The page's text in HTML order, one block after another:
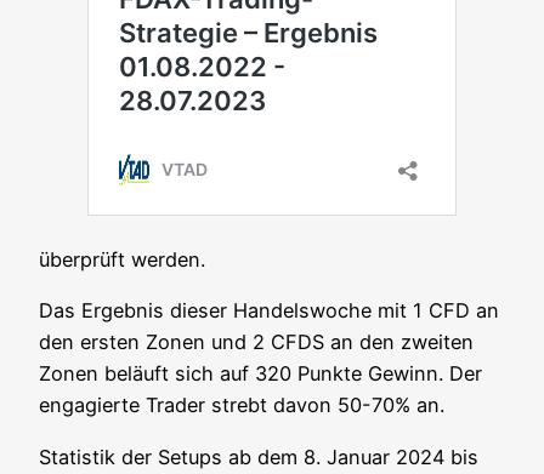
über­prüft werden.
Das Ergeb­nis die­ser Han­dels­wo­che mit 1 CFD an
den ers­ten Zonen und 2 CFDS an den zwei­ten
Zonen beläuft sich auf 320 Punk­te Gewinn. Der
enga­gier­te Trader strebt davon 50-70% an.
Sta­tis­tik der Set­ups ab dem 8. Janu­ar 2024 bis